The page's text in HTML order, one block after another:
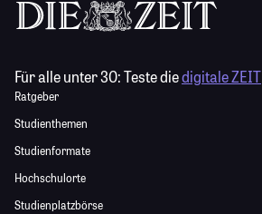
Für alle unter 30:Teste diedigitale ZEIT
Ratgeber
Studienthemen
Studienformate
Hochschulorte
Studienplatzbörse